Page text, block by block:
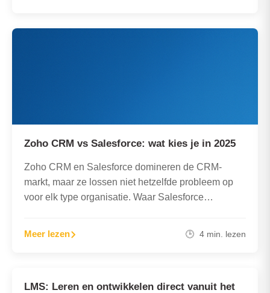
Zoho CRM vs Salesforce: wat kies je in 2025
Zoho CRM en Salesforce domineren de CRM-
markt, maar ze lossen niet hetzelfde probleem op
voor elk type organisatie. Waar Salesforce
Meer lezen 🕒 4 min. lezen
LMS: Leren en ontwikkelen direct vanuit het